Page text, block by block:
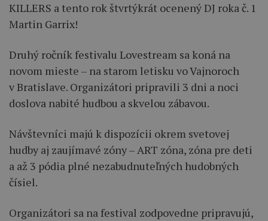
KILLERS a tento rok štvrtýkrát ocenený DJ roka č. 1
Martin Garrix!
Druhý ročník festivalu Lovestream sa koná na
novom mieste – na starom letisku vo Vajnoroch
v Bratislave. Organizátori pripravili 3 dni a noci
doslova nabité hudbou a skvelou zábavou.
Návštevníci majú k dispozícii okrem svetovej
hudby aj zaujímavé zóny – ART zóna, zóna pre deti
a až 3 pódia plné nezabudnuteľných hudobných
čísiel.
Organizátori sa na festival zodpovedne pripravujú,